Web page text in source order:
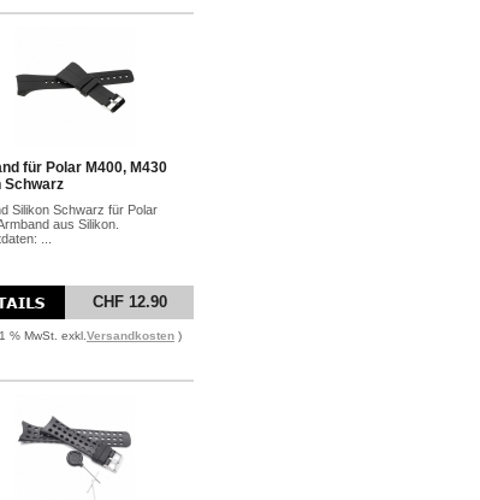
für Polar M400, M430
Schwarz
Silikon Schwarz für Polar
aus Silikon.
...
CHF 12.90
% MwSt. exkl. Versandkosten )